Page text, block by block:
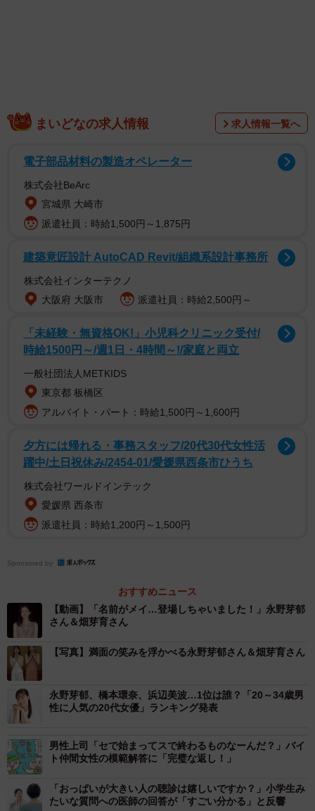
まいどなの求人情報 求人情報一覧へ
電子部品材料の製造オペレーター
株式会社BeArc
宮城県 大崎市
派遣社員：時給1,500円～1,875円
建築意匠設計 AutoCAD Revit/組織系設計事務所
株式会社インターテクノ
大阪府 大阪市
派遣社員：時給2,500円～
「未経験・無資格OK!」小児科クリニック受付/
時給1500円～/週1日・4時間～!/家庭と両立
一般社団法人METKIDS
東京都 板橋区
アルバイト・パート：時給1,500円～1,600円
夕方には帰れる・事務スタッフ/20代30代女性活
躍中/土日祝休み/2454-01/愛媛県西条市ひうち
株式会社ワールドインテック
愛媛県 西条市
派遣社員：時給1,200円～1,500円
Sponsored by
おすすめニュース
【動画】「名前がメイ…登場しちゃいました！」永野芽郁
さん＆畑芽育さん
【写真】満面の笑みを浮かべる永野芽郁さん＆畑芽育さん
永野芽郁、橋本環奈、浜辺美波…1位は誰？「20～34歳男
性に人気の20代女優」ランキング発表
男性上司「セで始まってスで終わるものなーんだ？」バイ
ト仲間女性の模範解答に「完璧な返し！」
「おっぱいが大きい人の聴診は嬉しいですか？」小学生み
たいな質問への医師の回答が「すごい分かる」と反響